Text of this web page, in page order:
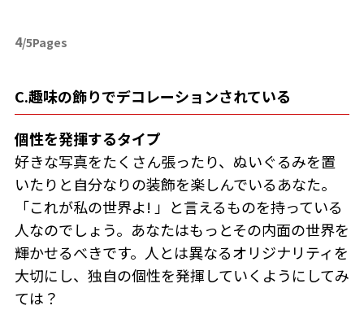
4/5Pages
C.趣味の飾りでデコレーションされている
個性を発揮するタイプ
好きな写真をたくさん張ったり、ぬいぐるみを置
いたりと自分なりの装飾を楽しんでいるあなた。
「これが私の世界よ! 」と言えるものを持っている
人なのでしょう。あなたはもっとその内面の世界を
輝かせるべきです。人とは異なるオリジナリティを
大切にし、独自の個性を発揮していくようにしてみ
ては？